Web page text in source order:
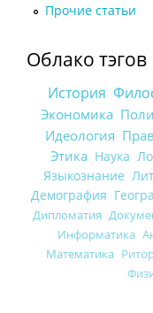
Прочие статьи
Облако тэгов
История
Экономика
Идеология
Этика Наука
Языкознание
Демография
Дипломатия
Информатика
Математика